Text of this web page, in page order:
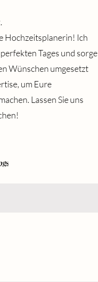
Hochzeitsplanerin! Ich
Tages und sorge
Wünschen umgesetzt
um Eure
Lassen Sie uns